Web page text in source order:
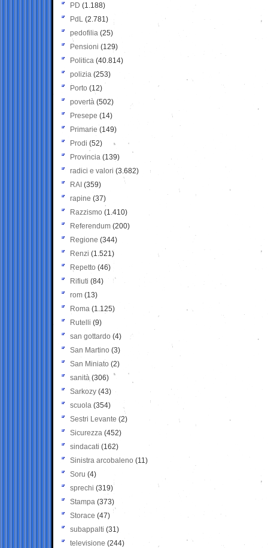
PD (1.188)
PdL (2.781)
pedofilia (25)
Pensioni (129)
Politica (40.814)
polizia (253)
Porto (12)
povertà (502)
Presepe (14)
Primarie (149)
Prodi (52)
Provincia (139)
radici e valori (3.682)
RAI (359)
rapine (37)
Razzismo (1.410)
Referendum (200)
Regione (344)
Renzi (1.521)
Repetto (46)
Rifiuti (84)
rom (13)
Roma (1.125)
Rutelli (9)
san gottardo (4)
San Martino (3)
San Miniato (2)
sanità (306)
Sarkozy (43)
scuola (354)
Sestri Levante (2)
Sicurezza (452)
sindacati (162)
Sinistra arcobaleno (11)
Soru (4)
sprechi (319)
Stampa (373)
Storace (47)
subappalti (31)
televisione(244)